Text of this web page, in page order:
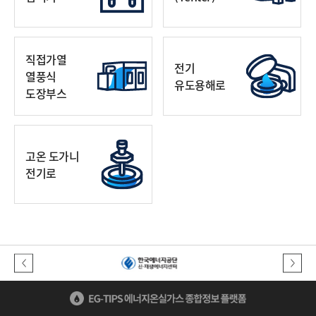
직접가열
열풍식
도장부스
전기
유도용해로
고온 도가니
전기로